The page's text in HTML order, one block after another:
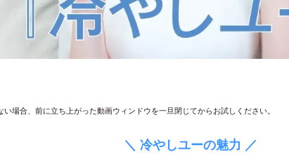
場合、前に立ち上がった動画ウィンドウを一旦閉じてからお試しください。
＼ 冷やしユーの魅力 ／